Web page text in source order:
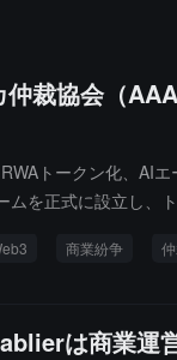
裁協会（
トークン化、AI
ムを正式に設立し
商業紛争
は商業運